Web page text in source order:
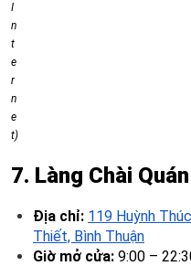
I
n
t
e
r
n
e
t)
7. Làng Chài
Địa chỉ: 119 Huỳnh
Thiết, Bình Thuận
Giờ mở cửa: 9:00 –